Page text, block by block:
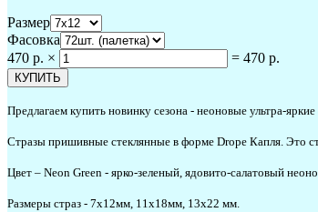
Размер
Фасовка
470 р. × = 470 р.
Предлагаем купить новинку сезона - неоновые ультра-
Стразы пришивные стеклянные в форме Drope Капля. Это
Цвет – Neon Green - ярко-зеленый, ядовито-салатовый
Размеры страз - 7х12мм, 11х18мм, 13х22 мм.